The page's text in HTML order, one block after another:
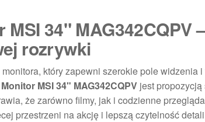
MSI 34" MAG342CQPV
rozrywki
który zapewni szerokie pole widzenia
Monitor MSI 34" MAG342CQPV jest
że zarówno filmy, jak i codzienne
przestrzeni na akcję i lepszą czytelność